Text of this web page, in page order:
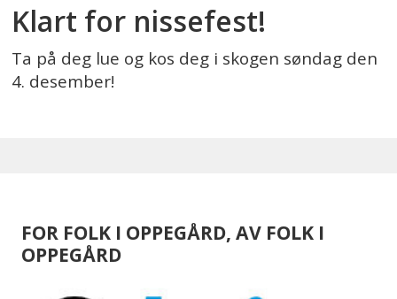
Klart for nissefest!
Ta på deg lue og kos deg i skogen søndag den
4. desember!
FOR FOLK I OPPEGÅRD, AV FOLK I
OPPEGÅRD